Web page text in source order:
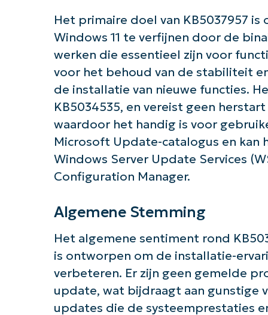
Het primaire doel van KB5037957
Windows 11 te verfijnen door de
werken die essentieel zijn voor
voor het behoud van de stabiliteit
de installatie van nieuwe functies.
KB5034535, en vereist geen
waardoor het handig is voor
Microsoft Update-catalogus en
Windows Server Update Services
Configuration Manager.
Algemene Stemming
Het algemene sentiment rond
is ontworpen om de installatie-
verbeteren. Er zijn geen gemelde
update, wat bijdraagt aan gunstige
updates die de systeemprestaties